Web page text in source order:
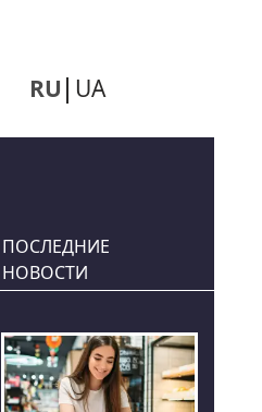
RU UA
ПОСЛЕДНИЕ
НОВОСТИ